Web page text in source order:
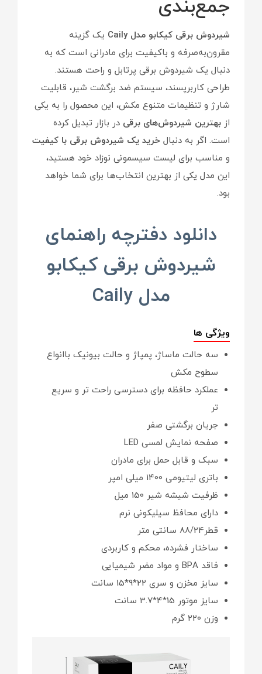
جمع‌بندی
شیردوش برقی کیکابو مدل Caily
یک گزینه
مقرون‌به‌صرفه و باکیفیت برای مادرانی است که به
دنبال یک شیردوش برقی پرتابل و راحت هستند.
طراحی کاربرپسند، سیستم ضد برگشت شیر، قابلیت
شارژ و تنظیمات متنوع مکش، این محصول را به یکی
از بهترین شیردوش‌های برقی در بازار تبدیل کرده
است. اگر به دنبال خرید یک شیردوش برقی با کیفیت
و مناسب برای لیست سیسمونی نوزاد خود هستید،
این مدل یکی از بهترین انتخاب‌ها برای شما خواهد
بود.
دانلود دفترچه راهنمای
شیردوش برقی کیکابو
مدل Caily
ویژگی ها
سه حالت ماساژ، پمپاژ و حالت بیونیک باانواع
سطوح مکش
عملکرد حافظه برای دسترسی راحت تر و سریع
تر
جریان برگشتی صفر
صفحه نمایش لمسی LED
سبک و قابل حمل برای مادران
باتری لیتیومی 1400 میلی امپر
ظرفیت شیشه شیر 150 میل
دارای محافظ سیلیکونی نرم
قطر88/24 سانتی متر
ساختار فشرده، محکم و کاربردی
فاقد BPA و مواد مضر شیمیایی
سایز مخزن و سری 22*9*15 سانت
سایز موتور 15*4*3.7 سانت
وزن 220 گرم